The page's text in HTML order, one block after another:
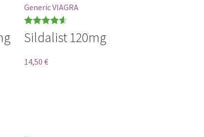
Generic VIAGRA
Bewertet
von 5
Sildalist 120mg
14,50€